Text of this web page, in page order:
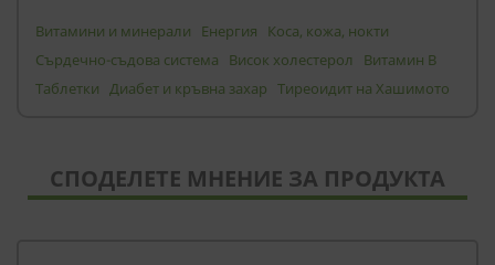
Витамини и минерали Енергия
Коса, кожа, нокти
Сърдечно-съдова система
Висок холестерол
Витамин B
Таблетки Диабет и кръвна захар Тиреоидит на Хашимото
СПОДЕЛЕТЕ МНЕНИЕ ЗА ПРОДУКТА